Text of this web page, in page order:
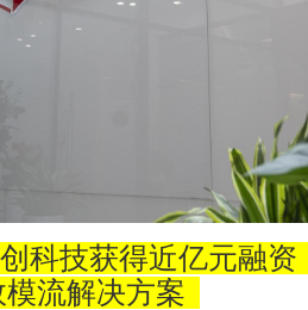
科技获得近亿元融资
流解决方案